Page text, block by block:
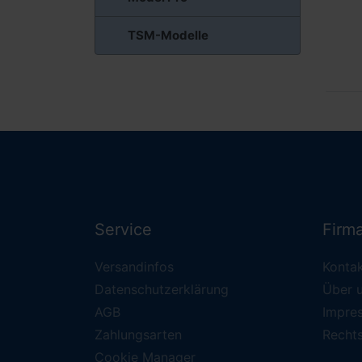
TSM-Modelle
Service
Versandinfos
Datenschutzerklärung
AGB
Zahlungsarten
Cookie Manager
Über